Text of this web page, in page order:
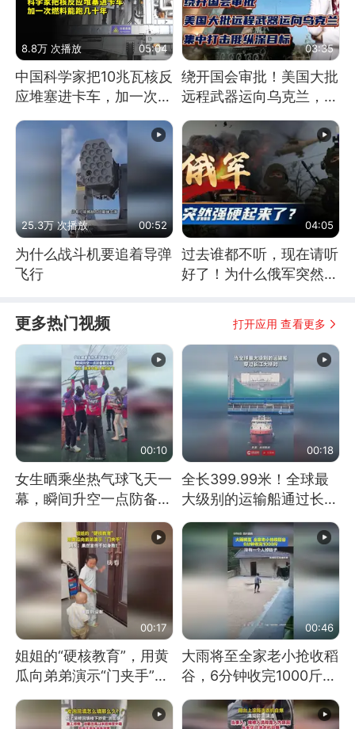
8.8万 次播放 05:04
中国科学家把10兆瓦核反
应堆塞进卡车，加一次燃
03:35
绕开国会审批！美国大批
远程武器运向乌克兰，集
25.3万 次播放 00:52
为什么战斗机要追着导弹
飞行
04:05
过去谁都不听，现在请听
好了！为什么俄军突然强
更多热门视频 打开应用 查看更多
00:10
女生晒乘坐热气球飞天一
幕，瞬间升空一点防备都
没有
00:18
全长399.99米！全球最
大级别的运输船通过长江
大桥这一幕，太震撼了！
00:17
姐姐的“硬核教育”，用黄
瓜向弟弟演示“门夹手”，
网友：果然言传不如身
教！
00:46
大雨将至全家老小抢收稻
谷，6分钟收完1000斤，
没有一个人掉链子